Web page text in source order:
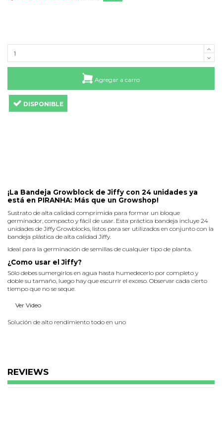
Agregar a carro
DISPONIBLE
¡La Bandeja Growblock de Jiffy con 24 unidades ya
está en PIRANHA: Más que un Growshop!
Sustrato de alta calidad comprimida para formar un bloque
germinador, compacto y fácil de usar. Esta práctica bandeja incluye 24
unidades de Jiffy Growblocks, listos para ser utilizados en conjunto con la
bandeja plástica de alta calidad Jiffy.
Ideal para la germinación de semillas de cualquier tipo de planta.
¿Como usar el Jiffy?
Sólo debes sumergirlos en agua hasta humedecerlo por completo y
doble su tamaño, luego hay que escurrir el exceso. Observar cada cierto
tiempo que no se seque.
Ver Video
Solución de alto rendimiento todo en uno
fuertes.
Malla de PLA
REVIEWS